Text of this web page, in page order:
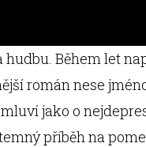
hudbu. Během let
román nese
jako o
příběh na